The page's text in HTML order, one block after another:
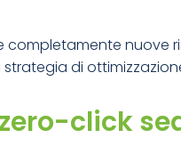
completamente
di
click